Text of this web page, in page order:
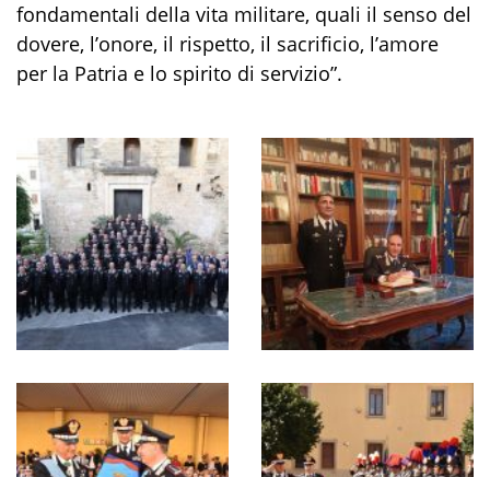
fondamentali della vita militare, quali il senso del
dovere, l’onore, il rispetto, il sacrificio, l’amore
per la Patria e lo spirito di servizio”.